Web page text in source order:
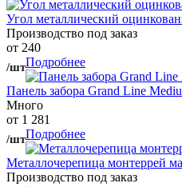
Угол металлический
Производство под заказ
от 240
/штПодробнее
Панель забора Grand Line
Много
от 1 281
/штПодробнее
Металлочерепица монтеррей
Производство под заказ